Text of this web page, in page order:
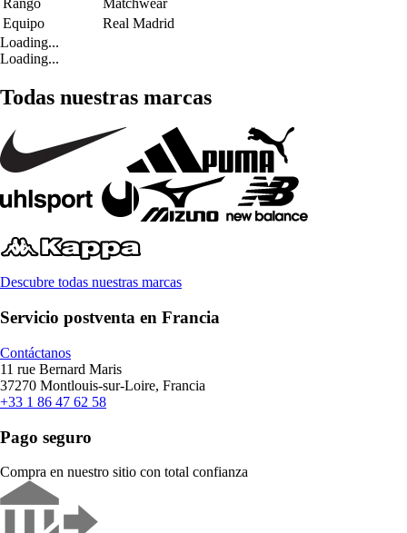
Equipo
Real Madrid
Loading...
Loading...
Todas nuestras marcas
Descubre todas nuestras marcas
Servicio postventa en Francia
Contáctanos
11 rue Bernard Maris
37270 Montlouis-sur-Loire, Francia
+33 1 86 47 62 58
Pago seguro
Compra en nuestro sitio con total confianza